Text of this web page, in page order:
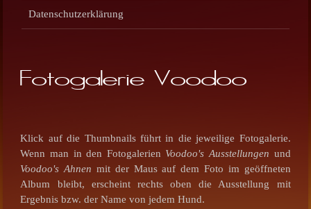
Datenschutzerklärung
Fotogalerie Voodoo
Klick auf die Thumbnails führt in die jeweilige Fotogalerie.
Wenn man in den Fotogalerien Voodoo's Ausstellungen und
Voodoo's Ahnen mit der Maus auf dem Foto im geöffneten
Album bleibt, erscheint rechts oben die Ausstellung mit
Ergebnis bzw. der Name von jedem Hund.